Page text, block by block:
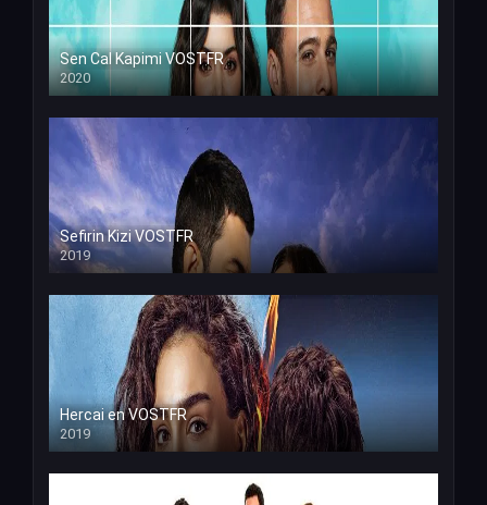
Sen Cal Kapimi VOSTFR
2020
Sefirin Kizi VOSTFR
2019
Hercai en VOSTFR
2019